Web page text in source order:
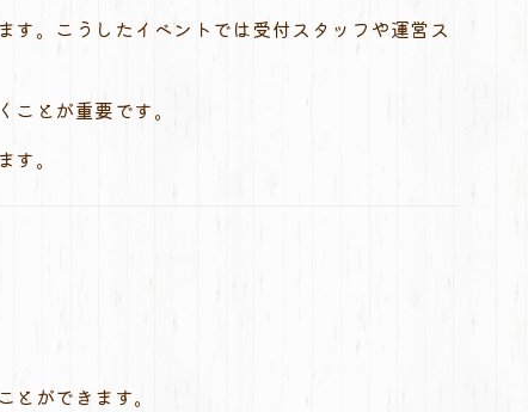
。こうしたイベントでは受付スタッフや運営ス
ことが重要です。
。
ができます。